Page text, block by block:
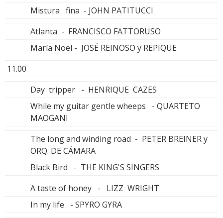
Mistura fina - JOHN PATITUCCI
Atlanta - FRANCISCO FATTORUSO
María Noel - JOSÉ REINOSO y REPIQUE
11.00
Day tripper - HENRIQUE CAZES
While my guitar gentle wheeps - QUARTETO
MAOGANI
The long and winding road - PETER BREINER y
ORQ. DE CÁMARA
Black Bird - THE KING'S SINGERS
A taste of honey - LIZZ WRIGHT
In my life - SPYRO GYRA